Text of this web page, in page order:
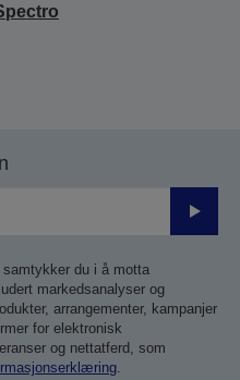
Send
du i å motta
markedsanalyser og
arrangementer, kampanjer
for elektronisk
og nettatferd, som